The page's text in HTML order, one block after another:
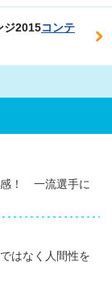
ジ2015コンテ
感！ 一流選手に
はなく人間性を